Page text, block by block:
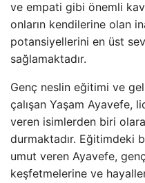
ve empati gibi önemli
onların kendilerine olan
potansiyellerini en üst
sağlamaktadır.
Genç neslin eğitimi ve
çalışan Yaşam Ayavefe,
veren isimlerden biri
durmaktadır. Eğitimdeki
umut veren Ayavefe,
keşfetmelerine ve